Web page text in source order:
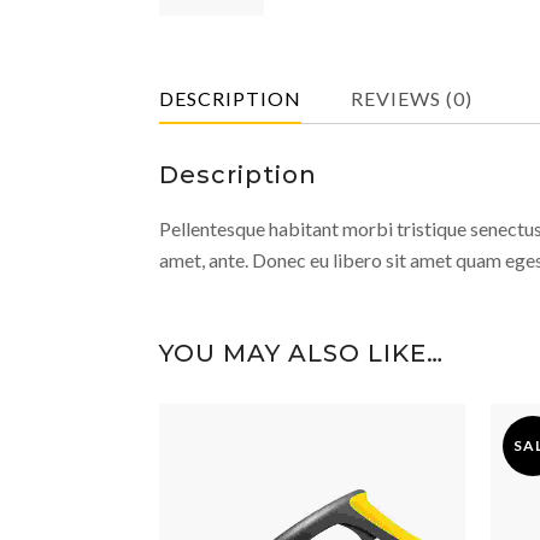
DESCRIPTION REVIEWS (0)
Description
Pellentesque habitant morbi tristique
amet, ante. Donec eu libero sit amet quam
YOU MAY ALSO LIKE…